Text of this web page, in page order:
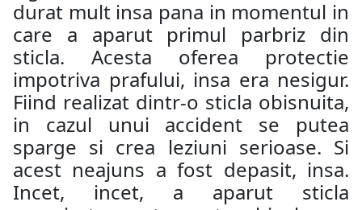
durat mult insa pana in momentul in
care a aparut primul parbriz din
sticla. Acesta oferea protectie
impotriva prafului, insa era nesigur.
Fiind realizat dintr-o sticla obisnuita,
in cazul unui accident se putea
sparge si crea leziuni serioase. Si
acest neajuns a fost depasit, insa.
Incet, incet, a aparut sticla